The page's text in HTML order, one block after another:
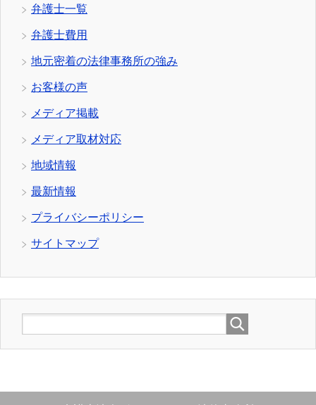
弁護士一覧
弁護士費用
地元密着の法律事務所の強み
お客様の声
メディア掲載
メディア取材対応
地域情報
最新情報
プライバシーポリシー
サイトマップ